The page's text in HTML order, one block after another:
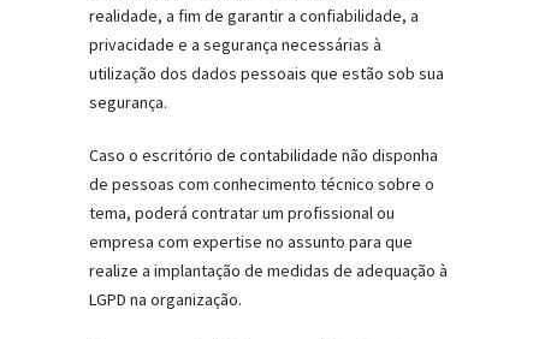
realidade, a fim de garantir a confiabilidade, a
privacidade e a segurança necessárias à
utilização dos dados pessoais que estão sob sua
segurança.
Caso o escritório de contabilidade não disponha
de pessoas com conhecimento técnico sobre o
tema, poderá contratar um profissional ou
empresa com expertise no assunto para que
realize a implantação de medidas de adequação à
LGPD na organização.